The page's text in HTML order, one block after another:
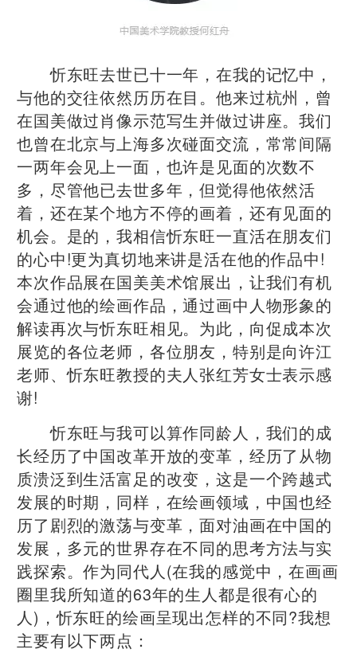
忻东旺去世已十一年，在我的记忆中，
与他的交往依然历历在目。他来过杭州，曾
在国美做过肖像示范写生并做过讲座。我们
也曾在北京与上海多次碰面交流，常常间隔
一两年会见上一面，也许是见面的次数不
多，尽管他已去世多年，但觉得他依然活
着，还在某个地方不停的画着，还有见面的
机会。是的，我相信忻东旺一直活在朋友们
的心中!更为真切地来讲是活在他的作品中!
本次作品展在国美美术馆展出，让我们有机
会通过他的绘画作品，通过画中人物形象的
解读再次与忻东旺相见。为此，向促成本次
展览的各位老师，各位朋友，特别是向许江
老师、忻东旺教授的夫人张红芳女士表示感
谢!
忻东旺与我可以算作同龄人，我们的成
长经历了中国改革开放的变革，经历了从物
质溃泛到生活富足的改变，这是一个跨越式
发展的时期，同样，在绘画领域，中国也经
历了剧烈的激荡与变革，面对油画在中国的
发展，多元的世界存在不同的思考方法与实
践探索。作为同代人(在我的感觉中，在画画
圈里我所知道的63年的生人都是很有心的
人)，忻东旺的绘画呈现出怎样的不同?我想
主要有以下两点：